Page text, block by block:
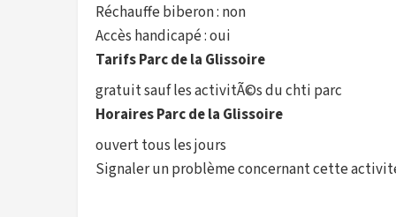
Réchauffe biberon : non
Accès handicapé : oui
Tarifs Parc de la Glissoire
gratuit sauf les activitÃ©s du chti parc
Horaires Parc de la Glissoire
ouvert tous les jours
Signaler un problème concernant cette